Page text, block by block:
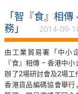
「智『食』相
務」
2014-09-
由工業貿易署「中小
『食』相傳 – 香港中
辦了2場研討會及2場工
香港貨品編碼協會舉